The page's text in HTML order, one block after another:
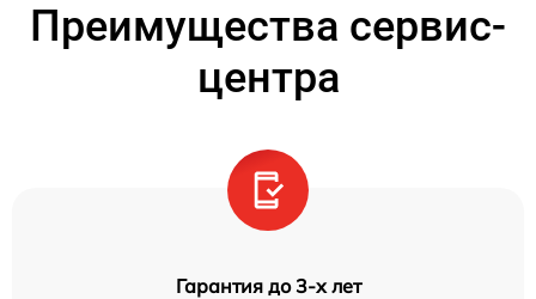
Преимущества сервис-
центра
Гарантия до 3-х лет